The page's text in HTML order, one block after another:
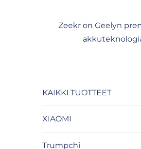
Zeekr on Geelyn
KAIKKI TUOTTEET
XIAOMI
Trumpchi